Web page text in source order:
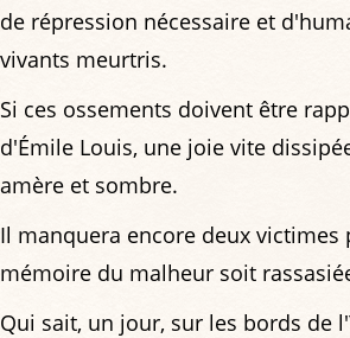
de répression nécessaire et
vivants meurtris.
Si ces ossements doivent être
d'Émile Louis, une joie vite
amère et sombre.
Il manquera encore deux victimes
mémoire du malheur soit
Qui sait, un jour, sur les bords de